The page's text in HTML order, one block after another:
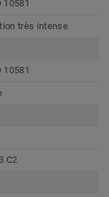
10581
très intense
10581
C2